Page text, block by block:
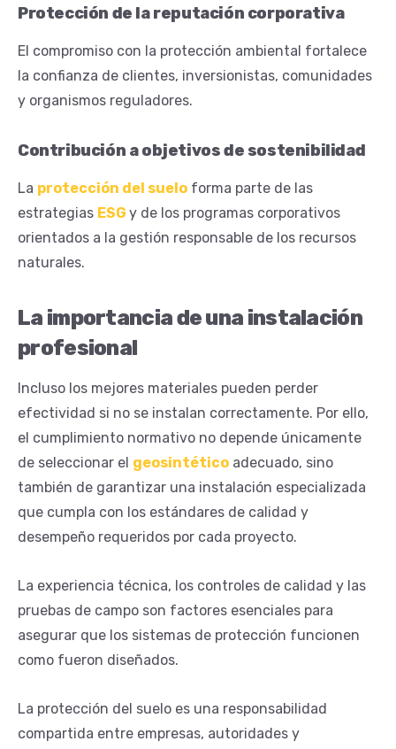
Protección de la reputación corporativa
El compromiso con la protección ambiental fortalece
la confianza de clientes, inversionistas, comunidades
y organismos reguladores.
Contribución a objetivos de sostenibilidad
La protección del suelo forma parte de las
estrategias ESG y de los programas corporativos
orientados a la gestión responsable de los recursos
naturales.
La importancia de una instalación
profesional
Incluso los mejores materiales pueden perder
efectividad si no se instalan correctamente. Por ello,
el cumplimiento normativo no depende únicamente
de seleccionar el geosintético adecuado, sino
también de garantizar una instalación especializada
que cumpla con los estándares de calidad y
desempeño requeridos por cada proyecto.
La experiencia técnica, los controles de calidad y las
pruebas de campo son factores esenciales para
asegurar que los sistemas de protección funcionen
como fueron diseñados.
La protección del suelo es una responsabilidad
compartida entre empresas, autoridades y